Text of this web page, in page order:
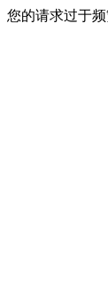
您的请求过于